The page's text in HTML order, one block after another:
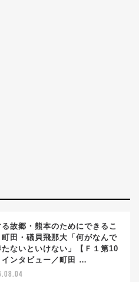
故郷・熊本のためにできるこ
町田・礒貝飛那大「何がなんで
たないといけない」【Ｆ１第10
インタビュー／町田 …